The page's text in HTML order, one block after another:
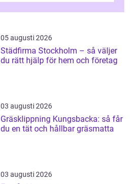
05 augusti 2026
Städfirma Stockholm – så väljer
du rätt hjälp för hem och företag
03 augusti 2026
Gräsklippning Kungsbacka: så får
du en tät och hållbar gräsmatta
03 augusti 2026